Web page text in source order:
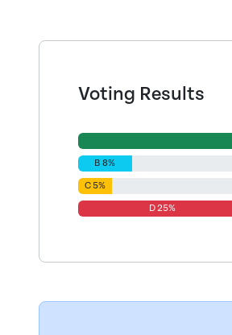
Voting Results
B 8%
C 5%
D 25%